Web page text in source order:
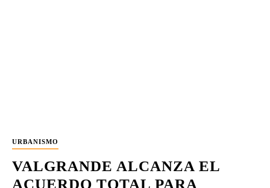
URBANISMO
VALGRANDE ALCANZA EL
ACUERDO TOTAL PARA